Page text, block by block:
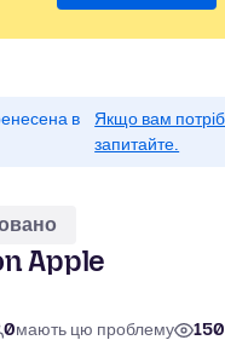
в
Якщо вам
запитайте.
Apple
0мають цю проблему 150